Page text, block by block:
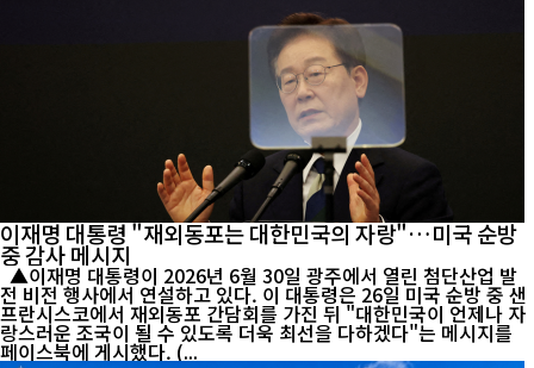
이재명 대통령 "재외동포는 대한민국의 자랑"…미국 순방
중 감사 메시지
▲이재명 대통령이 2026년 6월 30일 광주에서 열린 첨단산업 발
전 비전 행사에서 연설하고 있다. 이 대통령은 26일 미국 순방 중 샌
프란시스코에서 재외동포 간담회를 가진 뒤 "대한민국이 언제나 자
랑스러운 조국이 될 수 있도록 더욱 최선을 다하겠다"는 메시지를
페이스북에 게시했다. (...